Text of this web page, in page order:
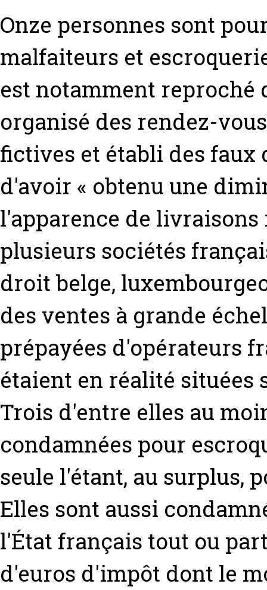
Onze personnes sont
malfaiteurs et
est notamment reproché
organisé des rendez-
fictives et établi des faux
d'avoir « obtenu une
l'apparence de
plusieurs sociétés
droit belge,
des ventes à grande
prépayées d'opérateurs
étaient en réalité
Trois d'entre elles au
condamnées pour
seule l'étant, au surplus,
Elles sont aussi
l'État français tout ou
d'euros d'impôt dont le